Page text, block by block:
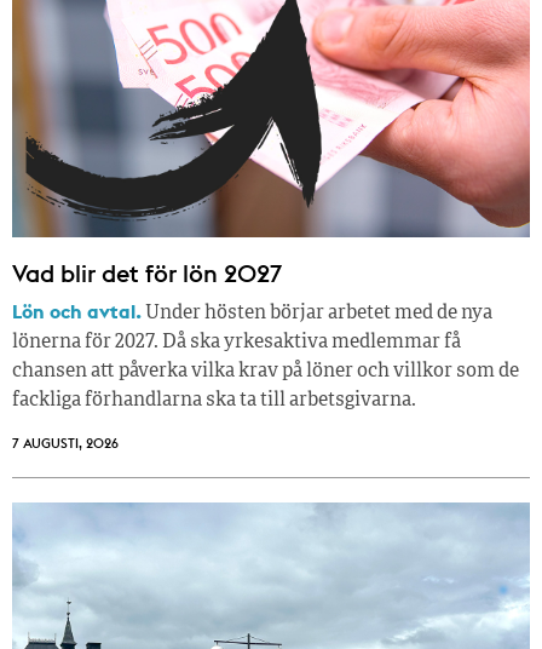
Vad blir det för lön 2027
Lön och avtal. Under hösten börjar arbetet med de nya
lönerna för 2027. Då ska yrkesaktiva medlemmar få
chansen att påverka vilka krav på löner och villkor som de
fackliga förhandlarna ska ta till arbetsgivarna.
7 AUGUSTI, 2026